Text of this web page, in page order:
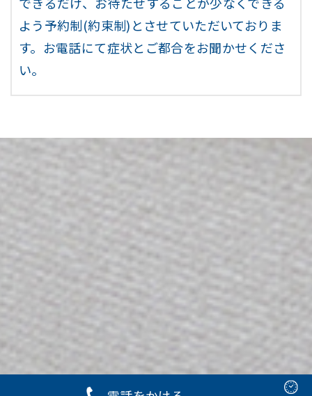
よう予約制(約束制)とさせていただいておりま
す。お電話にて症状とご都合をお聞かせくださ
い。